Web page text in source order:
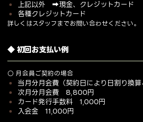
上記以外 ➡ 現金、クレジットカード
各種クレジットカード
詳しくはスタッフまでお問い合わせください。
◆ 初回お支払い例
○ 月会員ご契約の場合
当月分月会費（契約日により日割り換算
次月分月会費 8,800円
カード発行手数料 1,000円
入会金 11,000円